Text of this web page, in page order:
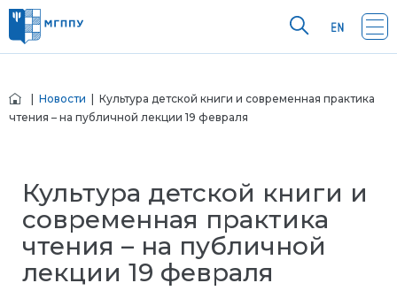
Новости | Культура детской книги и современная практика
чтения – на публичной лекции 19 февраля
Культура детской книги и
современная практика
чтения – на публичной
лекции 19 февраля